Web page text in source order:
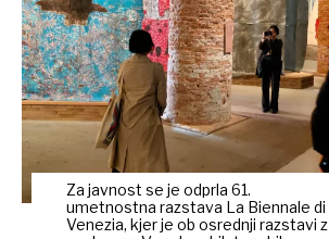
Za javnost se je odprla 61.
umetnostna razstava La Biennale di
Venezia, kjer je ob osrednji razstavi z